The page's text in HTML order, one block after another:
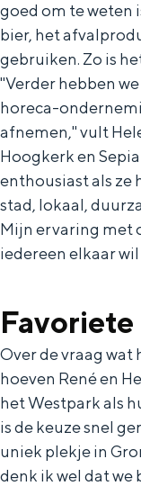
goed om te weten
bier, het
gebruiken. Zo is
"Verder hebben
horeca-
afnemen," vult
Hoogkerk en
enthousiast als ze
stad, lokaal,
Mijn ervaring met
iedereen elkaar
Over de vraag wat
hoeven René en
het Westpark als
is de keuze snel
uniek plekje in
denk ik wel dat we